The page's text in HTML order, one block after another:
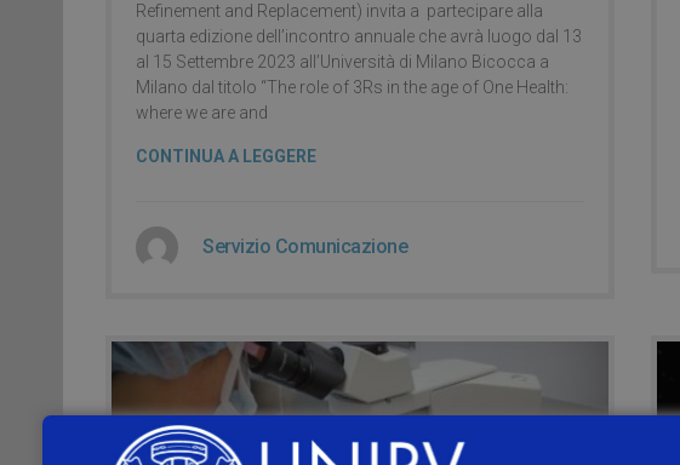
Refinement and Replacement) invita a partecipare alla
quarta edizione dell’incontro annuale che avrà luogo dal 13
al 15 Settembre 2023 all’Università di Milano Bicocca a
Milano dal titolo “The role of 3Rs in the age of One Health:
where we are and
CONTINUA A LEGGERE
Servizio Comunicazione